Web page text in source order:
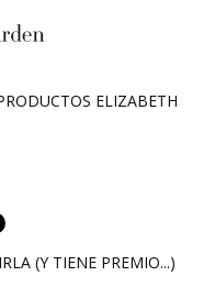
ELIZABETH
(Y TIENE PREMIO...)